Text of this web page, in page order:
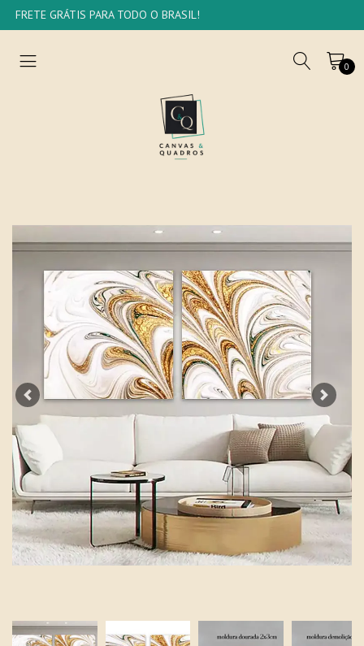
FRETE GRÁTIS PARA TODO O BRASIL!
0
Previous Next